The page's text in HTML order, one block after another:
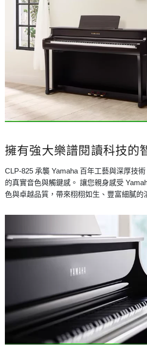
擁有強大樂譜閱讀科技的
CLP-825 承襲 Yamaha 百年工藝與深厚技
的真實音色與觸鍵感。 讓您親身感受
色與卓越品質，帶來栩栩如生、豐富細膩的